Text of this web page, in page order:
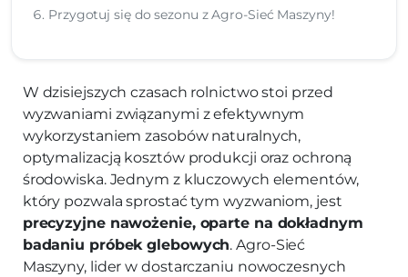
Przygotuj się do sezonu z Agro-Sieć Maszyny!
W dzisiejszych czasach rolnictwo stoi przed
wyzwaniami związanymi z efektywnym
wykorzystaniem zasobów naturalnych,
optymalizacją kosztów produkcji oraz ochroną
środowiska. Jednym z kluczowych elementów,
który pozwala sprostać tym wyzwaniom, jest
precyzyjne nawożenie, oparte na dokładnym
badaniu próbek glebowych. Agro-Sieć
Maszyny, lider w dostarczaniu nowoczesnych